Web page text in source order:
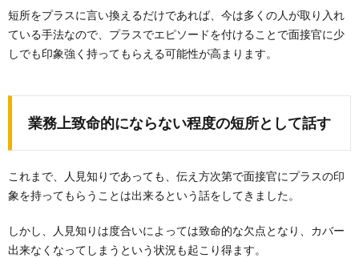
短所をプラスに言い換えるだけであれば、今は多くの人が取り入れ
ている手法なので、プラスでエピソードを付けることで面接官に少
しでも印象強く持ってもらえる可能性が高まります。
業務上致命的にならない程度の短所として話す
これまで、人見知りであっても、伝え方次第で面接官にプラスの印
象を持ってもらうことは出来るという話をしてきました。
しかし、人見知りは度合いによっては致命的な欠点となり、カバー
出来なくなってしまうという状況も起こり得ます。